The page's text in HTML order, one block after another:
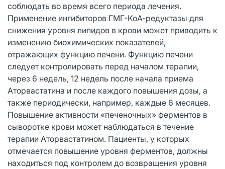
соблюдать во время всего периода лечения.
Применение ингибиторов ГМГ-КоА-редуктазы для
снижения уровня липидов в крови может приводить к
изменению биохимических показателей,
отражающих функцию печени. Функцию печени
следует контролировать перед началом терапии,
через 6 недель, 12 недель после начала приема
Аторвастатина и после каждого повышения дозы, а
также периодически, например, каждые 6 месяцев.
Повышение активности «печеночных» ферментов в
сыворотке крови может наблюдаться в течение
терапии Аторвастатином. Пациенты, у которых
отмечается повышение уровня ферментов, должны
находиться под контролем до возвращения уровня